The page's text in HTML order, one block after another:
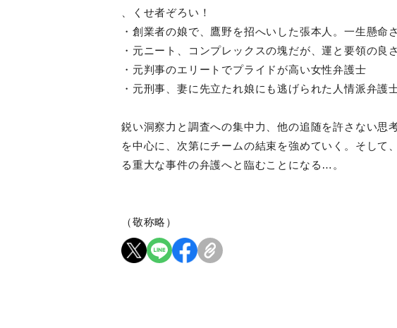
、くせ者ぞろい！
・創業者の娘で、鷹野を招へいした張本人。一生懸命
・元ニート、コンプレックスの塊だが、運と要領の良
・元判事のエリートでプライドが高い女性弁護士
・元刑事、妻に先立たれ娘にも逃げられた人情派弁護
鋭い洞察力と調査への集中力、他の追随を許さない思
を中心に、次第にチームの結束を強めていく。そして
る重大な事件の弁護へと臨むことになる…。
（敬称略）